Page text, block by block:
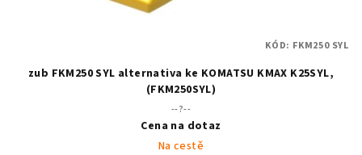
zub FKM250 SYL alternativa ke KOMATSU KMAX K25SYL,
(FKM250SYL)
--?--
Cena na dotaz
Na cestě
KÓD: FKM250 SYL